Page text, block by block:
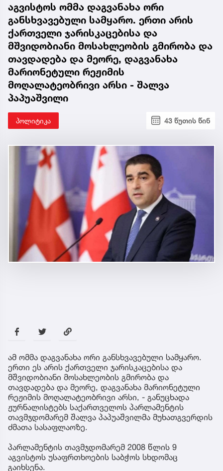
აგვისტოს ომმა დაგვანახა ორი
განსხვავებული სამყარო. ერთი არის
ქართველი ჯარისკაცებისა და
მშვიდობიანი მოსახლეობის გმირობა და
თავდადება და მეორე, დაგვანახა
მარიონეტული რეჟიმის
მოღალატეობრივი არსი - შალვა
პაპუაშვილი
პოლიტიკა 43 წუთის წინ
ამ ომმა დაგვანახა ორი განსხვავებული სამყარო.
ერთი ეს არის ქართველი ჯარისკაცებისა და
მშვიდობიანი მოსახლეობის გმირობა და
თავდადება და მეორე, დაგვანახა მარიონეტული
რეჟიმის მოღალატეობრივი არსი, - განუცხადა
ჟურნალისტებს საქართველოს პარლამენტის
თავმჯდომარემ შალვა პაპუაშვილმა მუხათგვერდის
ძმათა სასაფლაოზე.
პარლამენტის თავმჯდომარემ 2008 წლის 9
აგვისტოს უსაფრთხოების საბჭოს სხდომაც
გაიხსენა.